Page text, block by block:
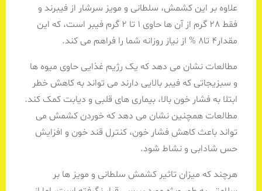
علاوه بر این کشمش، سلطانی و مویز سرشار از فیبرند و
فقط 28 گرم از آن ها حاوی 1 تا 2 گرم فیبر است، که این
مقدار4 تا8 % از نیاز روزانه شما را فراهم می کند.
مطالعات نشان می دهد که یک رژیم غذایی حاوی میوه ها
و سبزیجاتی که فیبر بالایی دارند می تواند به کاهش خطر
ابتلا به فشار خون بالا، بیماری های قلبی و دیابت کمک کند.
مطالعات همچنین نشان می دهد که خوردن کشمش می
تواند باعث کاهش فشار خون، کنترل قند خون و افزایش
حس شادابی و نشاط شود.
هرچند که میزان تاثیر کشمش سلطانی و مویز ها بر